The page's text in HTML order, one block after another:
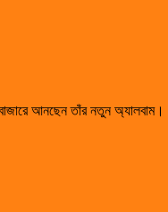
আনছেন তাঁর নতুন অ্যালবাম।